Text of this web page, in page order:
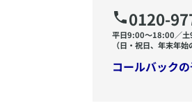
0120-
平日9:00〜18:00／
（日・祝日、年末年始
コールバック